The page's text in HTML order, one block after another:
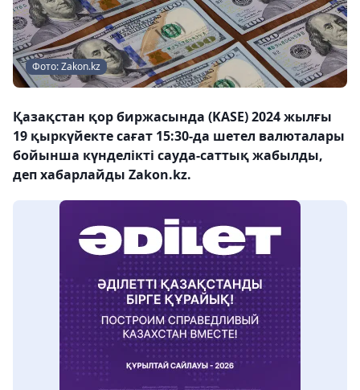
Фото: Zakon.kz
Қазақстан қор биржасында (KASE) 2024 жылғы
19 қыркүйекте сағат 15:30-да шетел валюталары
бойынша күнделікті сауда-саттық жабылды,
деп хабарлайды Zakon.kz.